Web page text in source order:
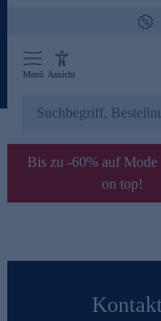
Menü Ansicht
Bis zu -60% auf Mode
on top!